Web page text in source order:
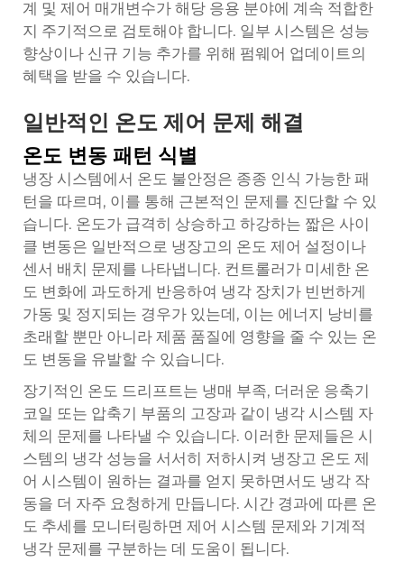
계 및 제어 매개변수가 해당 응용 분야에 계속 적합한
지 주기적으로 검토해야 합니다. 일부 시스템은 성능
향상이나 신규 기능 추가를 위해 펌웨어 업데이트의
혜택을 받을 수 있습니다.
일반적인 온도 제어 문제 해결
온도 변동 패턴 식별
냉장 시스템에서 온도 불안정은 종종 인식 가능한 패
턴을 따르며, 이를 통해 근본적인 문제를 진단할 수 있
습니다. 온도가 급격히 상승하고 하강하는 짧은 사이
클 변동은 일반적으로 냉장고의 온도 제어 설정이나
센서 배치 문제를 나타냅니다. 컨트롤러가 미세한 온
도 변화에 과도하게 반응하여 냉각 장치가 빈번하게
가동 및 정지되는 경우가 있는데, 이는 에너지 낭비를
초래할 뿐만 아니라 제품 품질에 영향을 줄 수 있는 온
도 변동을 유발할 수 있습니다.
장기적인 온도 드리프트는 냉매 부족, 더러운 응축기
코일 또는 압축기 부품의 고장과 같이 냉각 시스템 자
체의 문제를 나타낼 수 있습니다. 이러한 문제들은 시
스템의 냉각 성능을 서서히 저하시켜 냉장고 온도 제
어 시스템이 원하는 결과를 얻지 못하면서도 냉각 작
동을 더 자주 요청하게 만듭니다. 시간 경과에 따른 온
도 추세를 모니터링하면 제어 시스템 문제와 기계적
냉각 문제를 구분하는 데 도움이 됩니다.